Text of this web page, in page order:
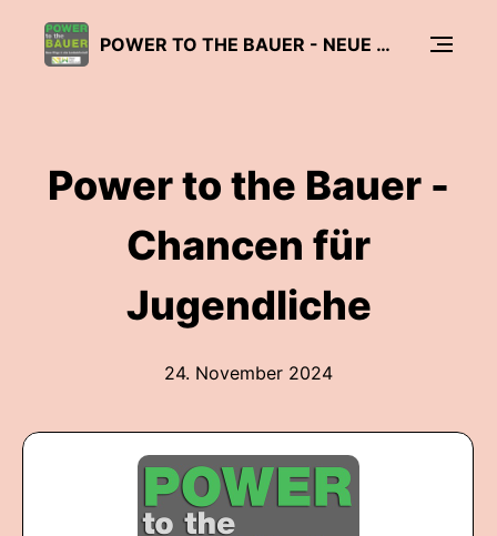
POWER TO THE BAUER - NEUE WEGE IN DER LANDWIRTSCHAFT
Power to the Bauer -
Chancen für
Jugendliche
24. November 2024